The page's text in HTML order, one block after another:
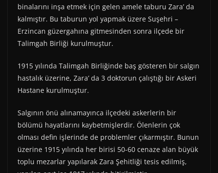
binalarını inşa etmek için gelen amele taburu Zara’ da
kalmıştır. Bu taburun yol yapmak üzere Suşehri –
Erzincan güzergahına gitmesinden sonra ilçede bir
Talimgah Birliği kurulmuştur.
1915 yılında Talimgah Birliğinde baş gösteren bir salgın
hastalık üzerine, Zara’ da 3 doktorun çalıştığı bir Askeri
Hastane kurulmuştur.
Salgının önü alınamayınca ilçedeki askerlerin bir
bölümü hayatlarını kaybetmişlerdir. Ölenlerin çok
olması defin işlerinde de problemler çıkarmıştır. Bunun
üzerine 1915 yılında her birisi 50-60 cenaze alan büyük
toplu mezarlar yapılarak Zara Şehitliği tesis edilmiş,